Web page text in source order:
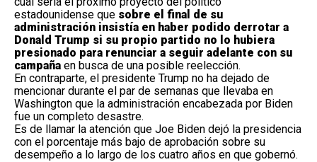
estadounidense que sobre el final de su
administración insistía en haber podido derrotar a
Donald Trump si su propio partido no lo hubiera
presionado para renunciar a seguir adelante con su
campaña en busca de una posible reelección.
En contraparte, el presidente Trump no ha dejado de
mencionar durante el par de semanas que llevaba en
Washington que la administración encabezada por Biden
fue un completo desastre.
Es de llamar la atención que Joe Biden dejó la presidencia
con el porcentaje más bajo de aprobación sobre su
desempeño a lo largo de los cuatro años en que gobernó.